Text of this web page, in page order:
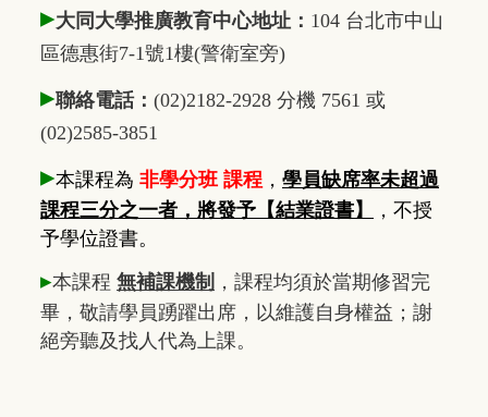
▸大同大學推廣教育中心地址： 104 台北市中山
區德惠街7-1號1樓(警衛室旁)
▸聯絡電話： (02)2182-2928 分機 7561 或
(02)2585-3851
▸本課程為 非學分班 課程 ， 學員缺席率未超過
課程三分之一者，將發予【結業證書】
，不授
予學位證書。
▸本課程 無補課機制 ，課程均須於當期修習完
畢，敬請學員踴躍出席，以維護自身權益；謝
絕旁聽及找人代為上課。